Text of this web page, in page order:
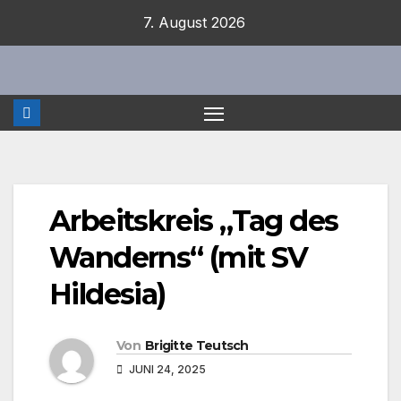
7. August 2026
Arbeitskreis „Tag des
Wanderns“ (mit SV
Hildesia)
Von Brigitte Teutsch
JUNI 24, 2025